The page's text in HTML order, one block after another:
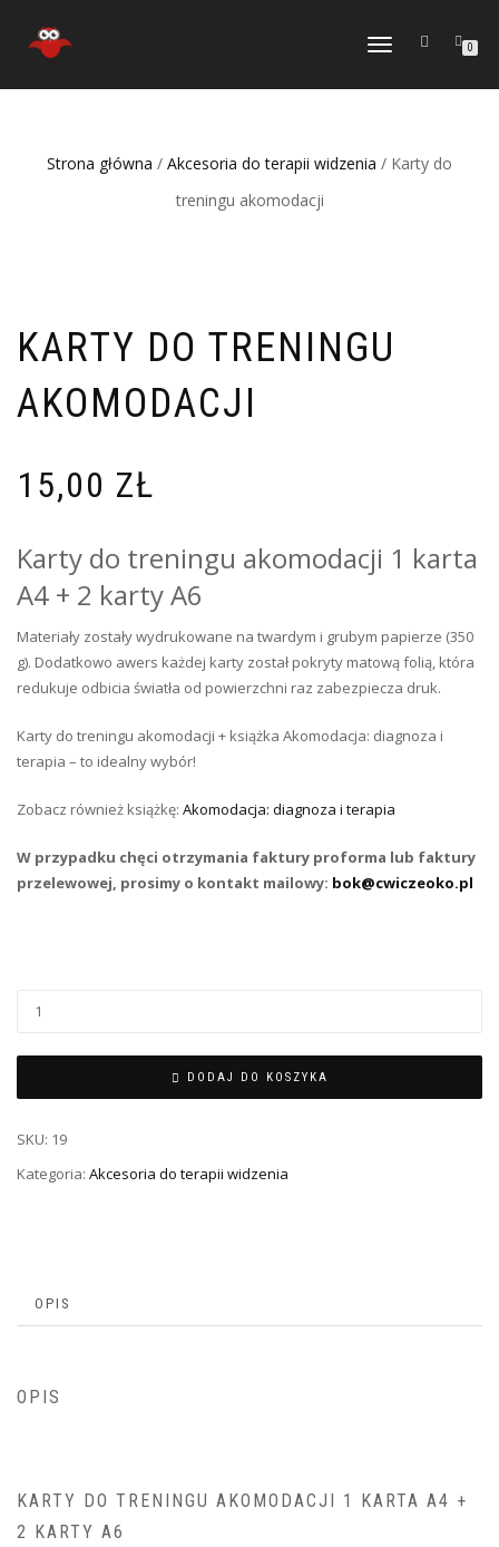
TOGGLE
0
Strona główna / Akcesoria do terapii widzenia / Karty do
treningu akomodacji
KARTY DO TRENINGU
AKOMODACJI
15,00 ZŁ
Karty do treningu akomodacji 1 karta
A4 + 2 karty A6
Materiały zostały wydrukowane na twardym i grubym papierze (350
g). Dodatkowo awers każdej karty został pokryty matową folią, która
redukuje odbicia światła od powierzchni raz zabezpiecza druk.
Karty do treningu akomodacji + książka Akomodacja: diagnoza i
terapia – to idealny wybór!
Zobacz również książkę: Akomodacja: diagnoza i terapia
W przypadku chęci otrzymania faktury proforma lub faktury
przelewowej, prosimy o kontakt mailowy: bok@cwiczeoko.pl
DODAJ DO KOSZYKA
SKU: 19
Kategoria: Akcesoria do terapii widzenia
OPIS
OPIS
KARTY DO TRENINGU AKOMODACJI 1 KARTA A4 +
2 KARTY A6